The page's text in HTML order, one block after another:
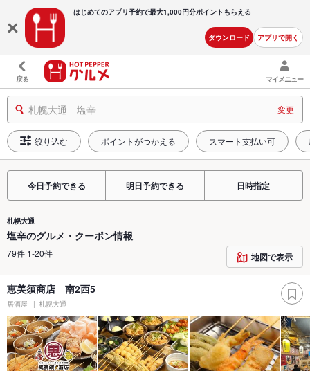
はじめてのアプリ予約で最大1,000円分ポイントもらえる
ダウンロード アプリで開く
戻る マイメニュー
札幌大通 塩辛 変更
絞り込む ポイントがつかえる スマート支払い可
今日予約できる 明日予約できる 日時指定
札幌大通
塩辛のグルメ・クーポン情報
79件 1-20件 地図で表示
恵美須商店 南2西5
居酒屋 札幌大通